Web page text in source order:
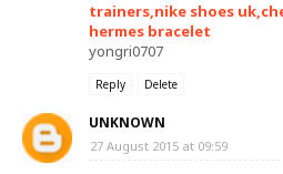
trainers,nike shoes
hermes bracelet
yongri0707
Reply Delete
UNKNOWN
27 August 2015 at 09:59